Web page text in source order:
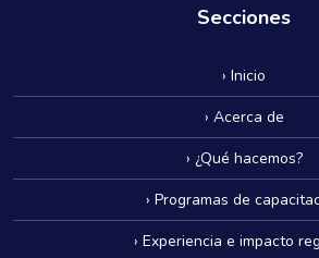
Secciones
› Inicio
› Acerca de
› ¿Qué hacemos?
› Programas de
› Experiencia e impacto